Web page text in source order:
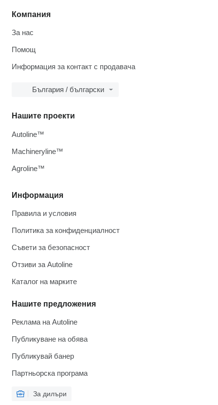
Компания
За нас
Помощ
Информация за контакт с продавача
България / български
Информация
Правила и условия
Политика за конфиденциалност
Съвети за безопасност
Отзиви за Autoline
Каталог на марките
Нашите предложения
Реклама на Autoline
Публикуване на обява
Публикувай банер
Партньорска програма
За дилъри
Нашите проекти
Autoline™
Machineryline™
Agroline™